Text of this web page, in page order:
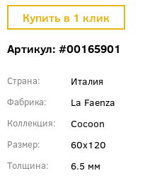
Артикул: #00165901
Страна Италия
Фабрика La Faenza
Коллекция Cocoon
Размер 60x120
Толщина 6.5 мм